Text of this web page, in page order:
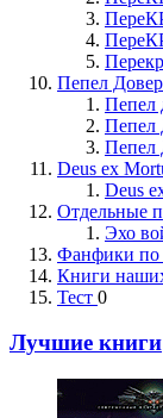
Пепел
Пепел
Пепел
Пепел
Deus ex
Deus
Отдельные
Эхо
Фанфики по
Книги
Тест 0
Лучшие книги